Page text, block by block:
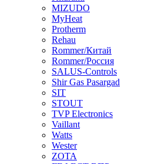
MIZUDO
MyHeat
Protherm
Rehau
Rommer/Китай
Rommer/Россия
SALUS-Controls
Shir Gas Pasargad
SIT
STOUT
TVP Electronics
Vaillant
Watts
Wester
ZOTA